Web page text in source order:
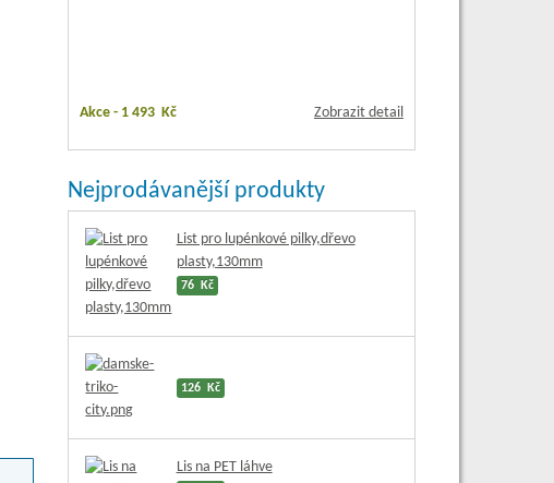
Akce - 1 493 Kč Zobrazit detail
Nejprodávanější produkty
List pro lupénkové pilky,dřevo
plasty,130mm
76 Kč
126 Kč
Lis na PET láhve